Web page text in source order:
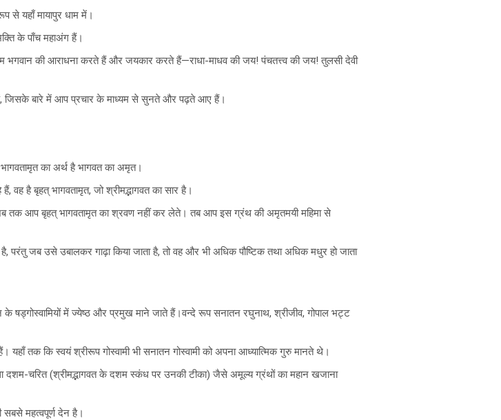
से यहाँ मायापुर धाम में।
के पाँच महाअंग हैं।
की आराधना करते हैं और जयकार करते हैं—राधा-माधव की जय! पंचतत्त्व की जय! तुलसी देवी
है, जिसके बारे में आप प्रचार के माध्यम से सुनते और पढ़ते आए हैं।
का अर्थ है भागवत का अमृत।
है बृहत् भागवतामृत, जो श्रीमद्भागवत का सार है।
जब तक आप बृहत् भागवतामृत का श्रवण नहीं कर लेते। तब आप इस ग्रंथ की अमृतमयी महिमा से
जब उसे उबालकर गाढ़ा किया जाता है, तो वह और भी अधिक पौष्टिक तथा अधिक मधुर हो जाता
के षड्गोस्वामियों में ज्येष्ठ और प्रमुख माने जाते हैं।वन्दे रूप सनातन रघुनाथ, श्रीजीव, गोपाल भट्ट
यहाँ तक कि स्वयं श्रीरूप गोस्वामी भी सनातन गोस्वामी को अपना आध्यात्मिक गुरु मानते थे।
दशम-चरित (श्रीमद्भागवत के दशम स्कंध पर उनकी टीका) जैसे अमूल्य ग्रंथों का महान खजाना
सबसे महत्वपूर्ण देन है।